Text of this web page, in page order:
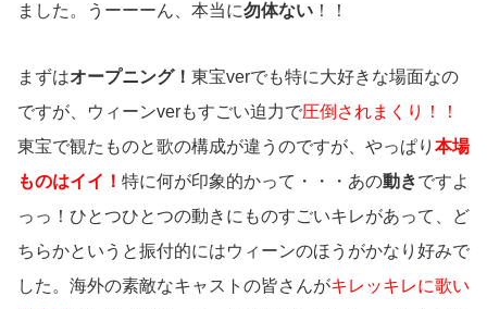
ました。うーーーん、本当に勿体ない ！！
まずはオープニング！ 東宝verでも特に大好きな場面なの
ですが、ウィーンverもすごい迫力で圧倒されまくり！！
東宝で観たものと歌の構成が違うのですが、やっぱり 本場
ものはイイ！ 特に何が印象的かって・・・あの動きですよ
っっ！ひとつひとつの動きにものすごいキレがあって、ど
ちらかというと振付的にはウィーンのほうがかなり好みで
した。海外の素敵なキャストの皆さんがキレッキレに歌い